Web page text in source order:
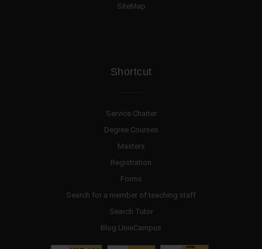
SiteMap
Shortcut
Service Charter
Degree Courses
Masters
Registration
Forms
Search for a member of teaching staff
Search Tutor
Blog UnieCampus